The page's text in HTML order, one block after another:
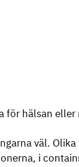
för hälsan
väl.
i